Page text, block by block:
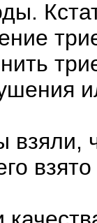
взяли,